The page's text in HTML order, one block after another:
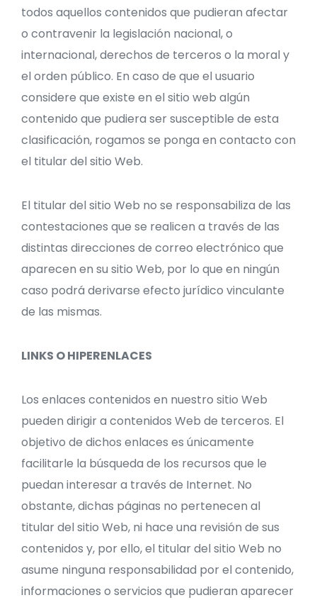
todos aquellos contenidos que pudieran afectar
o contravenir la legislación nacional, o
internacional, derechos de terceros o la moral y
el orden público. En caso de que el usuario
considere que existe en el sitio web algún
contenido que pudiera ser susceptible de esta
clasificación, rogamos se ponga en contacto con
el titular del sitio Web.
El titular del sitio Web no se responsabiliza de las
contestaciones que se realicen a través de las
distintas direcciones de correo electrónico que
aparecen en su sitio Web, por lo que en ningún
caso podrá derivarse efecto jurídico vinculante
de las mismas.
LINKS O HIPERENLACES
Los enlaces contenidos en nuestro sitio Web
pueden dirigir a contenidos Web de terceros. El
objetivo de dichos enlaces es únicamente
facilitarle la búsqueda de los recursos que le
puedan interesar a través de Internet. No
obstante, dichas páginas no pertenecen al
titular del sitio Web, ni hace una revisión de sus
contenidos y, por ello, el titular del sitio Web no
asume ninguna responsabilidad por el contenido,
informaciones o servicios que pudieran aparecer